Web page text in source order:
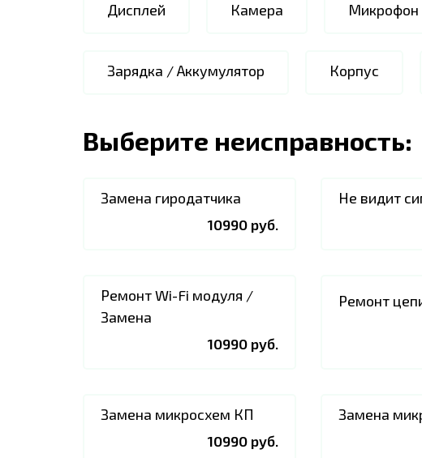
Дисплей Камера
Зарядка / Аккумулятор Корпус
Выберите неисправность:
Замена гиродатчика
10990 руб.
Не видит
Ремонт Wi-Fi модуля /
Замена
10990 руб.
Ремонт
Замена микросхем КП
10990 руб.
Замена